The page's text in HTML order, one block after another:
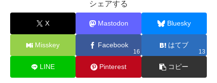
シェアする
X Mastodon Bluesky
Misskey Facebook
16
はてブ
13
LINE Pinterest コピー